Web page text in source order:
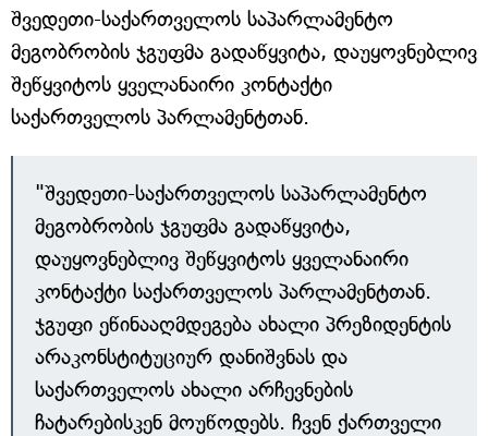
შვედეთი-საქართველოს საპარლამენტო
მეგობრობის ჯგუფმა გადაწყვიტა, დაუყოვნებლივ
შეწყვიტოს ყველანაირი კონტაქტი
საქართველოს პარლამენტთან.
"შვედეთი-საქართველოს საპარლამენტო
მეგობრობის ჯგუფმა გადაწყვიტა,
დაუყოვნებლივ შეწყვიტოს ყველანაირი
კონტაქტი საქართველოს პარლამენტთან.
ჯგუფი ეწინააღმდეგება ახალი პრეზიდენტის
არაკონსტიტუციურ დანიშვნას და
საქართველოს ახალი არჩევნების
ჩატარებისკენ მოუწოდებს. ჩვენ ქართველი